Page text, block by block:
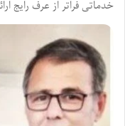
خدماتی فراتر از عرف رایج